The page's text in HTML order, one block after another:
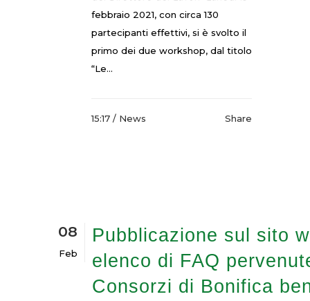
febbraio 2021, con circa 130
partecipanti effettivi, si è svolto il
primo dei due workshop, dal titolo
“Le...
15:17 / News Share
08
Feb
Pubblicazione sul sito
elenco di FAQ
Consorzi di Bonifica